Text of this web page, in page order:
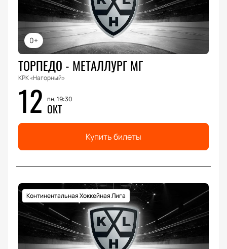
0+
ТОРПЕДО - МЕТАЛЛУРГ МГ
КРК «Нагорный»
12 пн, 19:30
ОКТ
Купить билеты
Континентальная Хоккейная Лига